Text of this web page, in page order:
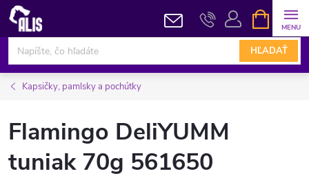
Prejsť
obsah
HĽADAŤ
KOŠÍK
Kapsičky, pamlsky a pochútky
Flamingo DeliYUMM
tuniak 70g 561650